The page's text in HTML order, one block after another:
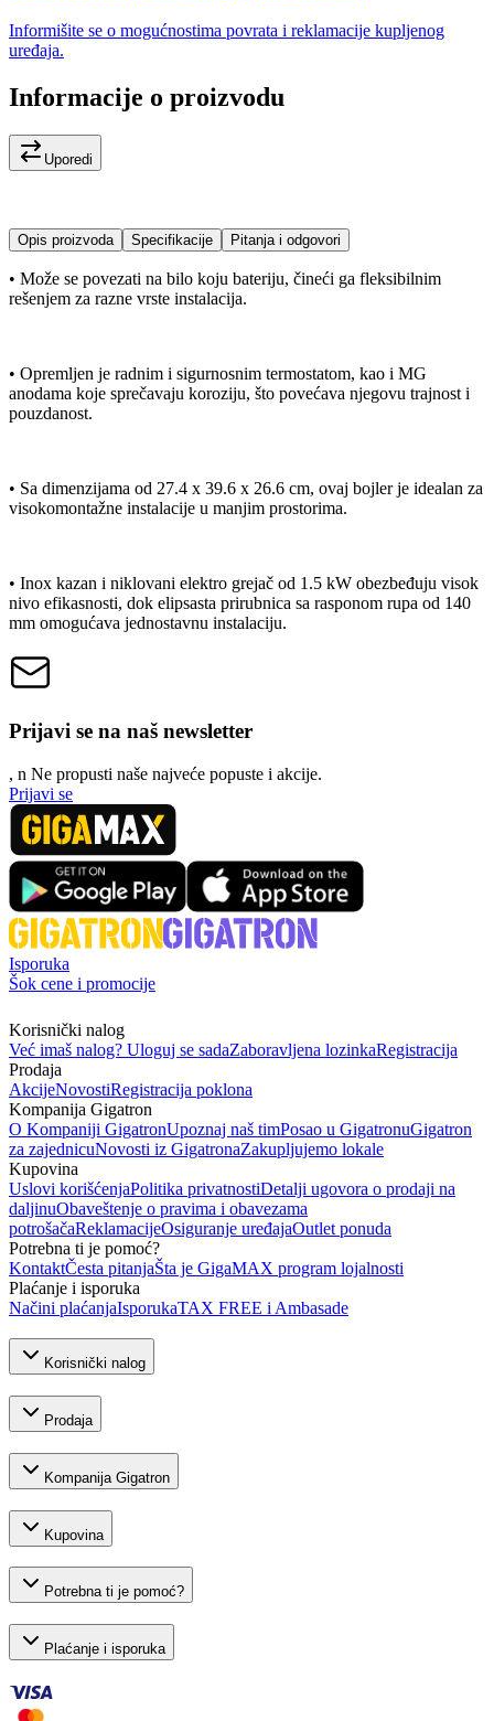
Informišite se o mogućnostima povrata i reklamacije kupljenog
uređaja.
Informacije o proizvodu
Uporedi
Opis proizvoda Specifikacije Pitanja i odgovori
• Može se povezati na bilo koju bateriju, čineći ga fleksibilnim
rešenjem za razne vrste instalacija.
• Opremljen je radnim i sigurnosnim termostatom, kao i MG
anodama koje sprečavaju koroziju, što povećava njegovu trajnost i
pouzdanost.
• Sa dimenzijama od 27.4 x 39.6 x 26.6 cm, ovaj bojler je idealan za
visokomontažne instalacije u manjim prostorima.
• Inox kazan i niklovani elektro grejač od 1.5 kW obezbeđuju visok
nivo efikasnosti, dok elipsasta prirubnica sa rasponom rupa od 140
mm omogućava jednostavnu instalaciju.
Prijavi se na naš newsletter
, n Ne propusti naše najveće popuste i akcije.
Prijavi se
Isporuka
Šok cene i promocije
Korisnički nalog
Već imaš nalog? Uloguj se sadaZaboravljena lozinkaRegistracija
Prodaja
AkcijeNovostiRegistracija poklona
Kompanija Gigatron
O Kompaniji GigatronUpoznaj naš timPosao u GigatronuGigatron
za zajednicuNovosti iz GigatronaZakupljujemo lokale
Kupovina
Uslovi korišćenjaPolitika privatnostiDetalji ugovora o prodaji na
daljinuObaveštenje o pravima i obavezama
potrošačaReklamacijeOsiguranje uređajaOutlet ponuda
Potrebna ti je pomoć?
KontaktČesta pitanjaŠta je GigaMAX program lojalnosti
Plaćanje i isporuka
Načini plaćanjaIsporukaTAX FREE i Ambasade
Korisnički nalog
Prodaja
Kompanija Gigatron
Kupovina
Potrebna ti je pomoć?
Plaćanje i isporuka